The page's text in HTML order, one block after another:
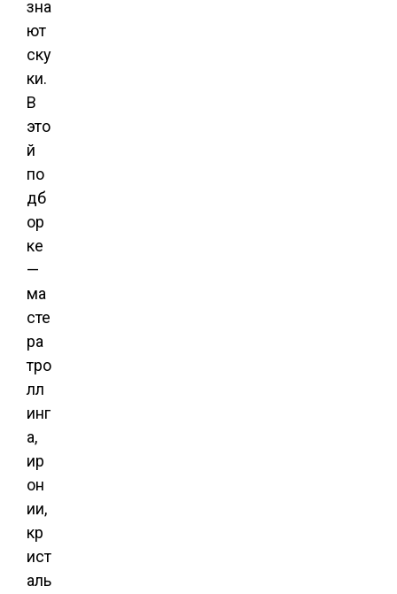
зна
ют
ску
ки.
В
это
й
по
дб
ор
ке
—
ма
сте
ра
тро
лл
инг
а,
ир
он
ии,
кр
ист
аль